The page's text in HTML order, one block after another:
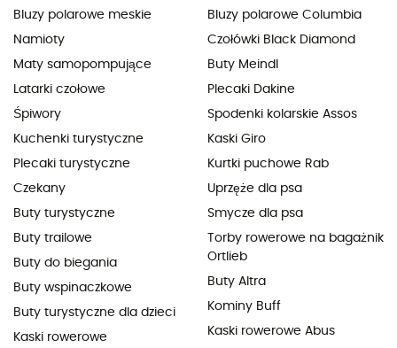
Bluzy polarowe meskie
Namioty
Maty samopompujące
Latarki czołowe
Śpiwory
Kuchenki turystyczne
Plecaki turystyczne
Czekany
Buty turystyczne
Buty trailowe
Buty do biegania
Buty wspinaczkowe
Buty turystyczne dla dzieci
Kaski rowerowe
Bluzy polarowe Columbia
Czołówki Black Diamond
Buty Meindl
Plecaki Dakine
Spodenki kolarskie Assos
Kaski Giro
Kurtki puchowe Rab
Uprzęże dla psa
Smycze dla psa
Torby rowerowe na bagażnik
Ortlieb
Buty Altra
Kominy Buff
Kaski rowerowe Abus